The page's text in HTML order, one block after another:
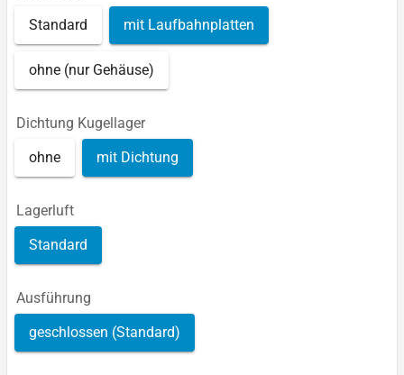
Standard mit Laufbahnplatten
ohne (nur Gehäuse)
Dichtung Kugellager
ohne mit Dichtung
Lagerluft
Standard
Ausführung
geschlossen (Standard)